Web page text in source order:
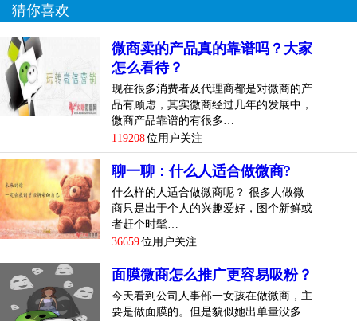
猜你喜欢
微商卖的产品真的靠谱吗？大家
怎么看待？
现在很多消费者及代理商都是对微商的产
品有顾虑，其实微商经过几年的发展中，
微商产品靠谱的有很多…
119208位用户关注
聊一聊：什么人适合做微商?
什么样的人适合做微商呢？ 很多人做微
商只是出于个人的兴趣爱好，图个新鲜或
者赶个时髦…
36659位用户关注
面膜微商怎么推广更容易吸粉？
今天看到公司人事部一女孩在做微商，主
要是做面膜的。但是貌似她出单量没多